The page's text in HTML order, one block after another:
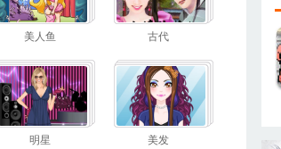
美人鱼 古代
明星 美发